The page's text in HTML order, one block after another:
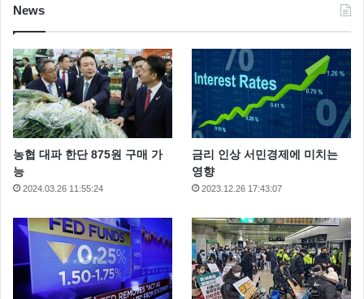
News
농협 대파 한단 875원 구매 가
능
2024.03.26 11:55:24
금리 인상 서민경제에 미치는
영향
2023.12.26 17:43:07